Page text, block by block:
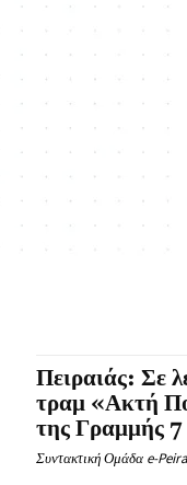
Πειραιάς: Σε
τραμ «Ακτή
της Γραμμής 7
Συντακτική Ομάδα e-